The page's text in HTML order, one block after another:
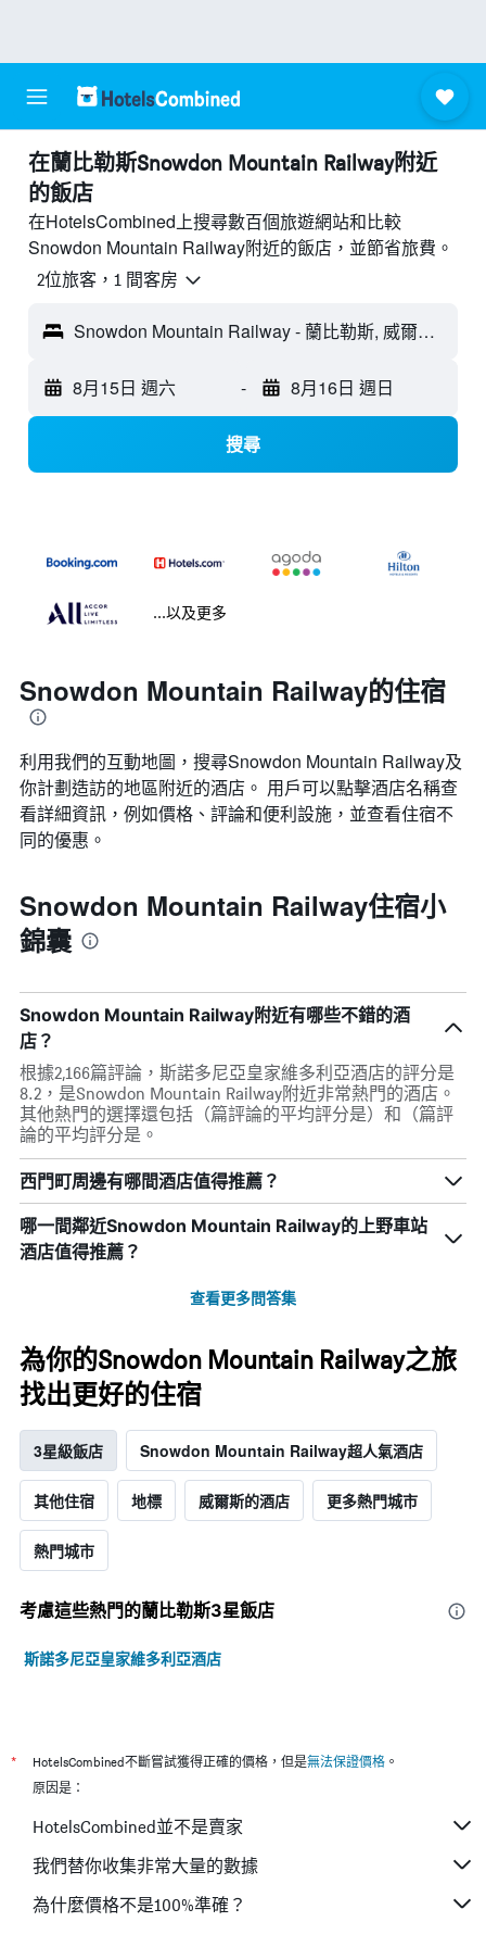
​在蘭比勒斯Snowdon Mountain Railway附近​
的飯店
在HotelsCombined上搜尋數百個旅遊網站和比較
Snowdon Mountain Railway附近的飯店，並節省旅費。
2位旅客，1 間客房
Snowdon Mountain Railway - 蘭比勒斯, 威爾斯, 英國
8月15日 週六 - 8月16日 週日
搜尋
...以及更多
Snowdon Mountain Railway的住宿
利用我們的互動地圖，搜尋Snowdon Mountain Railway​及
你計劃造訪的地區附近的酒店。 用戶可以點擊酒店名稱查
看詳細資訊，例如價格、評論和便利設施，並查看住宿不
同的優惠。
Snowdon Mountain Railway住宿小
錦囊
Snowdon Mountain Railway附近有哪些不錯的酒
店？
根據2,166篇評論，斯諾多尼亞皇家維多利亞酒店的評分是
8.2，是Snowdon Mountain Railway附近非常熱門的酒店。
其他熱門的選擇還包括（篇評論的平均評分是）和（篇評
論的平均評分是。
西門町周邊有哪間酒店值得推薦？
哪一間鄰近Snowdon Mountain Railway的上野車站
酒店值得推薦？
查看更多問答集
為你的Snowdon Mountain Railway之旅
找出更好的住宿
3星級飯店 Snowdon Mountain Railway超人氣酒店
其他住宿 地標 威爾斯的酒店 更多熱門城市
熱門城市
考慮這些熱門的蘭比勒斯3星​飯店
斯諾多尼亞皇家維多利亞酒店
* HotelsCombined不斷嘗試獲得正確的價格，但是無法保證價格 。
原因是：
HotelsCombined並不是賣家
我們替你收集非常大量的數據
為什麼價格不是100%準確？